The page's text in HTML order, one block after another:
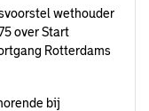
wethouder
over Start
Rotterdams
bij